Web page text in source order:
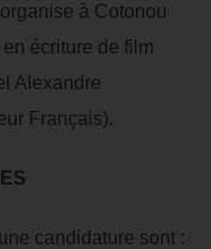
organise à Cotonou
écriture de film
Alexandre
Français).
candidature sont :